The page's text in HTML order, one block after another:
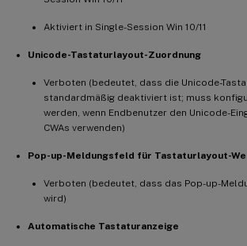
Aktiviert in Single-Session Win 10/11
Unicode-Tastaturlayout-Zuordnung
Verboten (bedeutet, dass die Unicode-
standardmäßig deaktiviert ist; muss
werden, wenn Endbenutzer den Unicode-
CWAs verwenden)
Pop-up-Meldungsfeld für Tastaturlayout-
Verboten (bedeutet, dass das Pop-up-
wird)
Automatische Tastaturanzeige